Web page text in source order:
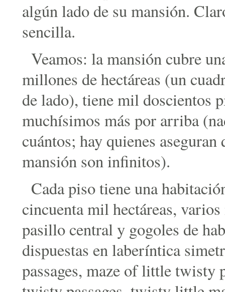
algún lado de su mansión.
sencilla.
Veamos: la mansión cubre
millones de hectáreas (un
de lado), tiene mil doscientos
muchísimos más por arriba
cuántos; hay quienes
mansión son infinitos).
Cada piso tiene una
cincuenta mil hectáreas,
pasillo central y gogoles de
dispuestas en laberíntica
passages, maze of little twisty